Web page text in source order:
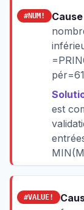
#NUM! Cause
est
#VALUE!